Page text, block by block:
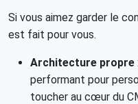
Si vous aimez garder le
est fait pour vous.
Architecture propre
performant pour
toucher au cœur du